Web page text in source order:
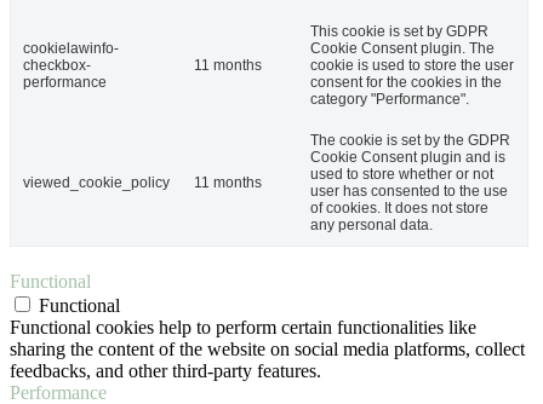
cookielawinfo-
checkbox-
performance
11 months
This cookie is set by GDPR
Cookie Consent plugin. The
cookie is used to store the user
consent for the cookies in the
category "Performance".
viewed_cookie_policy 11 months
The cookie is set by the GDPR
Cookie Consent plugin and is
used to store whether or not
user has consented to the use
of cookies. It does not store
any personal data.
Functional
Functional
Functional cookies help to perform certain functionalities like
sharing the content of the website on social media platforms, collect
feedbacks, and other third-party features.
Performance